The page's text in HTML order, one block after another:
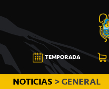
a
la
navegación
principal
al
contenido
principal
a
la
barra
lateral
principal
CB
CANARIAS
TEMPORADA
NOTICIAS > GENERAL